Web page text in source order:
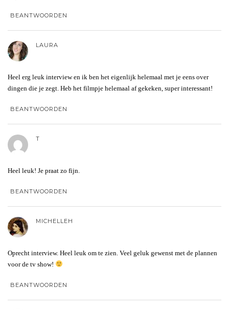
BEANTWOORDEN
LAURA
Heel erg leuk interview en ik ben het eigenlijk helemaal met je eens over
dingen die je zegt. Heb het filmpje helemaal af gekeken, super interessant!
BEANTWOORDEN
T
Heel leuk! Je praat zo fijn.
BEANTWOORDEN
MICHELLEH
Oprecht interview. Heel leuk om te zien. Veel geluk gewenst met de plannen
voor de tv show!
BEANTWOORDEN